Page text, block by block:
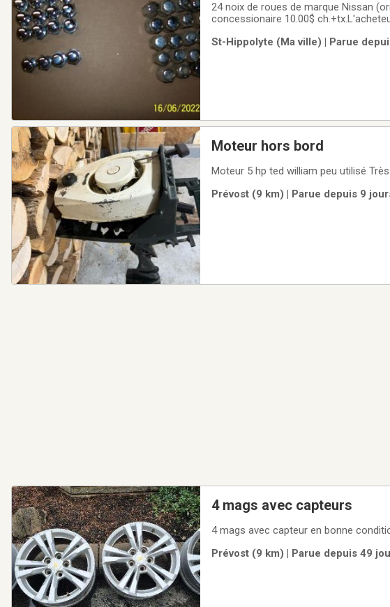
24 noix de roues de marque Nissan
concessionaire 10.00$
St-Hippolyte (Ma ville) | Parue
Moteur hors bord
Moteur 5 hp ted william peu
Prévost (9 km) | Parue depuis 9
4 mags avec capteurs
4 mags avec capteur en bonne
Prévost (9 km) | Parue depuis 49